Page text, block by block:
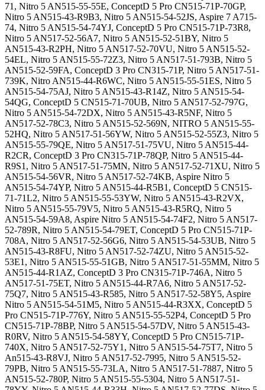
71, Nitro 5 AN515-55-55E, ConceptD 5 Pro CN515-71P-70GP,
Nitro 5 AN515-43-R9B3, Nitro 5 AN515-54-52JS, Aspire 7 A715-
74, Nitro 5 AN515-54-74YJ, ConceptD 5 Pro CN515-71P-73R8,
Nitro 5 AN517-52-56A7, Nitro 5 AN515-52-51BY, Nitro 5
AN515-43-R2PH, Nitro 5 AN517-52-70VU, Nitro 5 AN515-52-
54EL, Nitro 5 AN515-55-72Z3, Nitro 5 AN517-51-793B, Nitro 5
AN515-52-59FA, ConceptD 3 Pro CN315-71P, Nitro 5 AN517-51-
739K, Nitro AN515-44-R6WC, Nitro 5 AN515-55-51ES, Nitro 5
AN515-54-75AJ, Nitro 5 AN515-43-R14Z, Nitro 5 AN515-54-
54QG, ConceptD 5 CN515-71-70UB, Nitro 5 AN517-52-797G,
Nitro 5 AN515-54-72DX, Nitro 5 AN515-43-R5NF, Nitro 5
AN517-52-78C3, Nitro 5 AN515-52-569N, NITRO 5 AN515-55-
52HQ, Nitro 5 AN517-51-56YW, Nitro 5 AN515-52-55Z3, Nitro 5
AN515-55-79QE, Nitro 5 AN517-51-75VU, Nitro 5 AN515-44-
R2CR, ConceptD 3 Pro CN315-71P-78QP, Nitro 5 AN515-44-
R9S1, Nitro 5 AN517-51-75MN, Nitro 5 AN517-52-71XU, Nitro 5
AN515-54-56VR, Nitro 5 AN517-52-74KB, Aspire Nitro 5
AN515-54-74YP, Nitro 5 AN515-44-R5B1, ConceptD 5 CN515-
71-71L2, Nitro 5 AN515-55-53YW, Nitro 5 AN515-43-R2VX,
Nitro 5 AN515-55-79V5, Nitro 5 AN515-43-R5RQ, Nitro 5
AN515-54-59A8, Aspire Nitro 5 AN515-54-74F2, Nitro 5 AN517-
52-789R, Nitro 5 AN515-54-79ET, ConceptD 5 Pro CN515-71P-
708A, Nitro 5 AN517-52-56G6, Nitro 5 AN515-54-53UB, Nitro 5
AN515-43-R8FU, Nitro 5 AN517-52-74ZU, Nitro 5 AN515-52-
53E1, Nitro 5 AN515-55-51GB, Nitro 5 AN517-51-55MM, Nitro 5
AN515-44-R1AZ, ConceptD 3 Pro CN315-71P-746A, Nitro 5
AN517-51-75ET, Nitro 5 AN515-44-R7A6, Nitro 5 AN517-52-
75Q7, Nitro 5 AN515-43-R585, Nitro 5 AN517-52-58Y5, Aspire
Nitro 5 AN515-54-51M5, Nitro 5 AN515-44-R3XX, ConceptD 5
Pro CN515-71P-776Y, Nitro 5 AN515-55-52P4, ConceptD 5 Pro
CN515-71P-78BP, Nitro 5 AN515-54-57DV, Nitro 5 AN515-43-
R0RV, Nitro 5 AN515-54-58YY, ConceptD 5 Pro CN515-71P-
740X, Nitro 5 AN517-52-75Y1, Nitro 5 AN515-54-75T7, Nitro 5
An515-43-R8VJ, Nitro 5 AN517-52-7995, Nitro 5 AN515-52-
79PB, Nitro 5 AN515-55-73LA, Nitro 5 AN517-51-7887, Nitro 5
AN515-52-780P, Nitro 5 AN515-55-5304, Nitro 5 AN517-51-